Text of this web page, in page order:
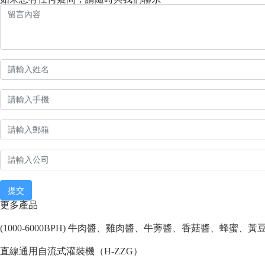
提交
更多產品
(1000-6000BPH) 牛肉醬、雞肉醬、牛蒡醬、香菇醬、蜂蜜、黃
直線通用自流式灌裝機（H-ZZG）